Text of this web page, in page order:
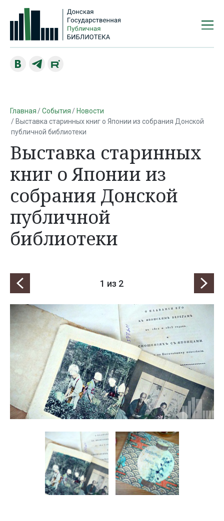
Главная События
Новости
Выставка старинных книг о Японии из собрания Донской
публичной библиотеки
Выставка старинных
книг о Японии из
собрания Донской
публичной
библиотеки
1 из 2